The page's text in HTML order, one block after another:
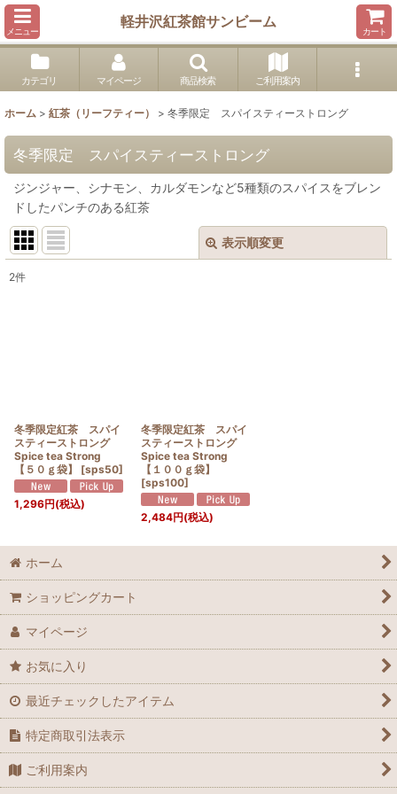
メニュー
軽井沢紅茶館サンビーム
カート
カテゴリ マイページ 商品検索 ご利用案内
ホーム > 紅茶（リーフティー） > 冬季限定 スパイスティーストロング
冬季限定 スパイスティーストロング
ジンジャー、シナモン、カルダモンなど5種類のスパイスをブレン
ドしたパンチのある紅茶
表示順変更
2件
冬季限定紅茶 スパイ
スティーストロング
Spice tea Strong
【５０ｇ袋】
[sps50]
1,296円(税込)
冬季限定紅茶 スパイ
スティーストロング
Spice tea Strong
【１００ｇ袋】
[sps100]
2,484円(税込)
ホーム
ショッピングカート
マイページ
お気に入り
最近チェックしたアイテム
特定商取引法表示
ご利用案内